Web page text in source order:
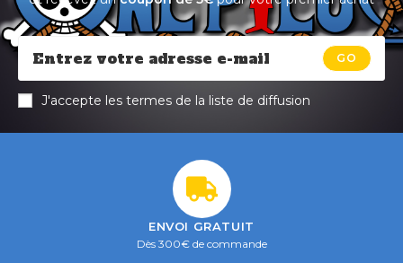
GO
J'accepte les termes de la liste de diffusion
ENVOI GRATUIT
Dès 300€ de commande